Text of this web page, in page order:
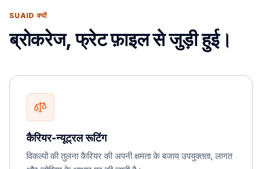
SUAID क्यों
ब्रोकरेज, फ्रेट फ़ाइल से जुड़ी हुई।
कैरियर-न्यूट्रल रूटिंग
विकल्पों की तुलना कैरियर की अपनी क्षमता के बजाय उपयुक्तता, लागत